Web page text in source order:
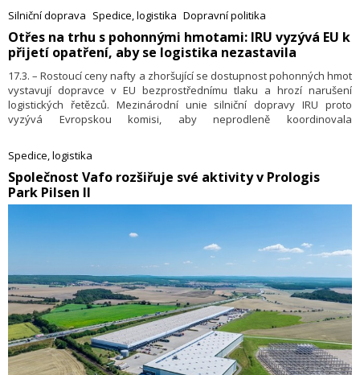
exkluzivně předvede Gridpicker v úterý 24. března na veletrhu
LogiMAT 2026 v německém Stuttgartu.
Silniční doprava Spedice, logistika Dopravní politika
​Otřes na trhu s pohonnými hmotami: IRU vyzývá EU k
přijetí opatření, aby se logistika nezastavila
17.3. – Rostoucí ceny nafty a zhoršující se dostupnost pohonných hmot
vystavují dopravce v EU bezprostřednímu tlaku a hrozí narušení
logistických řetězců. Mezinárodní unie silniční dopravy IRU proto
vyzývá Evropskou komisi, aby neprodleně koordinovala
zajistit plynulý tok zboží. Před negativními dopady na dopravce i cenu
zboží varovalo také Sdružení ČESMAD Bohemia, které zároveň jako
řešení navrhlo dočasné snížení spotřební daně, jež by také přilákalo
k většímu tankování více tranzitujících řidičů (viz
Spedice, logistika
​Společnost Vafo rozšiřuje své aktivity v Prologis
Park Pilsen II